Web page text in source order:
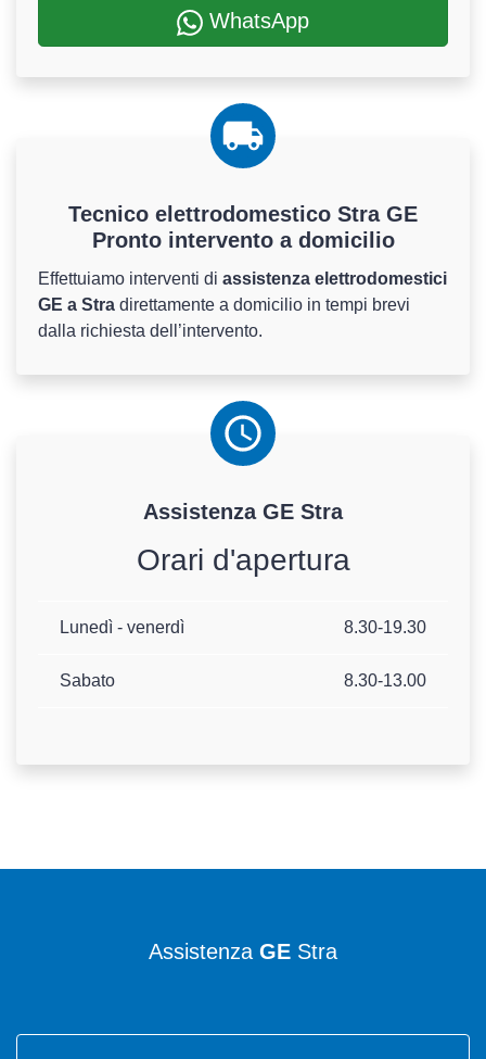
WhatsApp
Tecnico elettrodomestico Stra GE
Pronto intervento a domicilio
Effettuiamo interventi di assistenza elettrodomestici
GE a Stra direttamente a domicilio in tempi brevi
dalla richiesta dell’intervento.
Assistenza GE Stra
Orari d'apertura
Lunedì - venerdì 8.30-19.30
Sabato 8.30-13.00
Assistenza GE Stra